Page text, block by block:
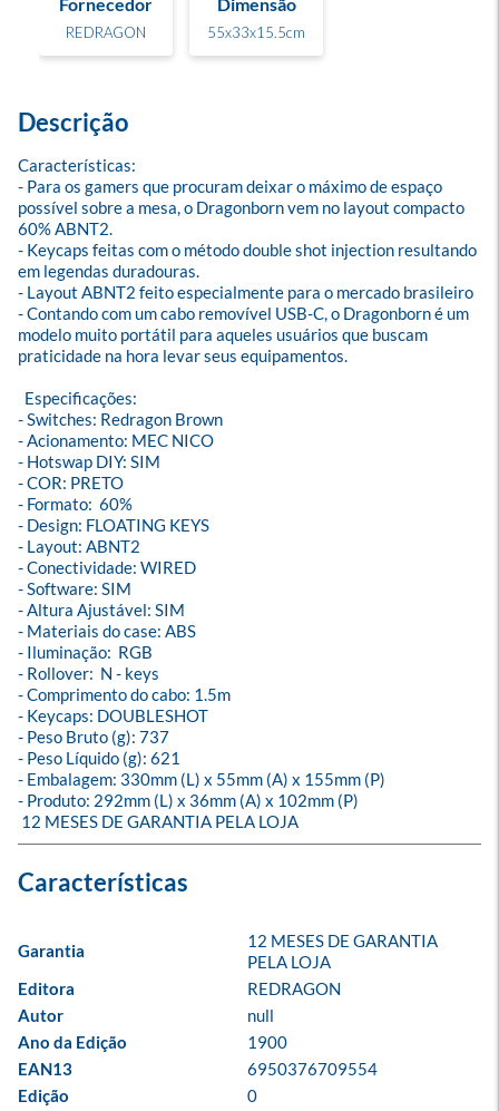
REDRAGON 55x33x15.5cm
Descrição
Características:
- Para os gamers que procuram deixar o máximo de espaço
possível sobre a mesa, o Dragonborn vem no layout compacto
60% ABNT2.
- Keycaps feitas com o método double shot injection resultando
em legendas duradouras.
- Layout ABNT2 feito especialmente para o mercado brasileiro
- Contando com um cabo removível USB-C, o Dragonborn é um
modelo muito portátil para aqueles usuários que buscam
praticidade na hora levar seus equipamentos.
- Switches: Redragon Brown
- Acionamento: MEC NICO
- Hotswap DIY: SIM
- COR: PRETO
- Formato:  60%
- Design: FLOATING KEYS
- Layout: ABNT2
- Conectividade: WIRED
- Software: SIM
- Altura Ajustável: SIM
- Materiais do case: ABS
- Iluminação:  RGB
- Rollover:  N - keys
- Comprimento do cabo: 1.5m
- Keycaps: DOUBLESHOT
- Peso Bruto (g): 737
- Peso Líquido (g): 621
- Embalagem: 330mm (L) x 55mm (A) x 155mm (P)
- Produto: 292mm (L) x 36mm (A) x 102mm (P)
12 MESES DE GARANTIA PELA LOJA
Garantia
12 MESES DE GARANTIA
PELA LOJA
Editora
REDRAGON
Autor
null
Ano da Edição
1900
EAN13
6950376709554
Edição
0